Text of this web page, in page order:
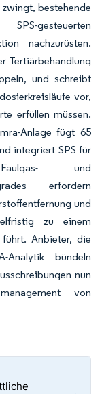
bestehende
gesteuerten
nachzurüsten.
Tertiärbehandlung
und schreibt
vor,
erfüllen müssen.
Anlage fügt 65
integriert SPS für
und
erfordern
und
zu einem
Anbieter, die
Analytik bündeln
nun
von